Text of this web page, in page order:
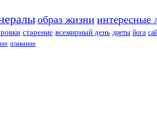
образ жизни интересные
старение всемирный день диеты йога
плавание